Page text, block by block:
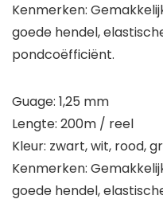
Kenmerken:
goede hendel,
pondcoëfficiënt.
Guage: 1,25 mm
Lengte: 200m / reel
Kleur: zwart, wit, rood,
Kenmerken:
goede hendel,